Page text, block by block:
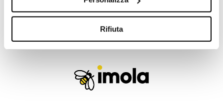
cookie di profilazione, selezionando uno dei bottoni sotto
riportati. Puoi avere maggiori dettagli visionando
l’Informativa estesa cookie. La chiusura del presente
banner comporterà il permanere dei soli cookie tecnici ed
comunque modificare le tue scelte in qualsiasi momento,
accedendo al link presente nel footer.
Rifiuta